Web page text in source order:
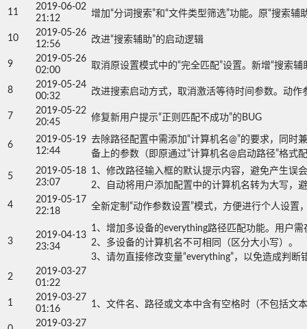
11
2019-06-02
21:12
增加“分词搜索”和“文件类型筛选”功能。原“搜索辅
10
2019-05-26
12:56
改进“搜索辅助”的启动逻辑
9
2019-05-26
02:00
取消原设置模式中的“完全匹配”设置。新增“搜索
8
2019-05-24
00:32
改进搜索启动方式，取消激活等待时间参数。动作
7
2019-05-22
20:45
修复新用户提示“正则匹配不成功”的BUG
6
2019-05-19
12:44
去除路径配置中需添加“计算机名@”的要求，同时
备上的参数（即原通过“计算机名@启动路径”格式
5
2019-05-18
23:07
1、修改路径输入框的默认提示内容，避免产生误会
2、自动将用户添加配置中的计算机名转为大写，
4
2019-05-17
22:18
全新定制“动作参数设置”模式，方便进行个人设置
3
2019-04-13
23:34
1、增加多设备的everything路径匹配功能。用户需
2、多设备的计算机名不可相同（区分大小写）。
3、请勿直接修改变量“everything”，以免造成判断
2
2019-03-27
01:22
1
2019-03-27
01:16
1、文件名、路径或文本中含有空格时（不包括文
2019-03-27